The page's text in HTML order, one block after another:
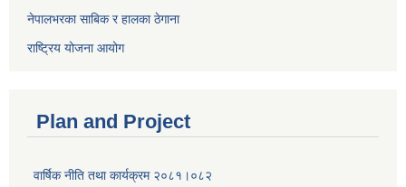
नेपालभरका साबिक र हालका ठेगाना
राष्ट्रिय योजना आयोग
Plan and Project
वार्षिक नीति तथा कार्यक्रम २०८१।०८२